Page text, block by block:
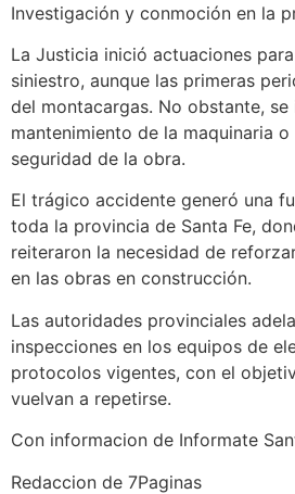
Investigación y conmoción en la
La Justicia inició actuaciones
siniestro, aunque las primeras
del montacargas. No obstante,
mantenimiento de la maquinaria
seguridad de la obra.
El trágico accidente generó una
toda la provincia de Santa Fe,
reiteraron la necesidad de
en las obras en construcción.
Las autoridades provinciales
inspecciones en los equipos de
protocolos vigentes, con el
vuelvan a repetirse.
Con informacion de Informate
Redaccion de 7Paginas